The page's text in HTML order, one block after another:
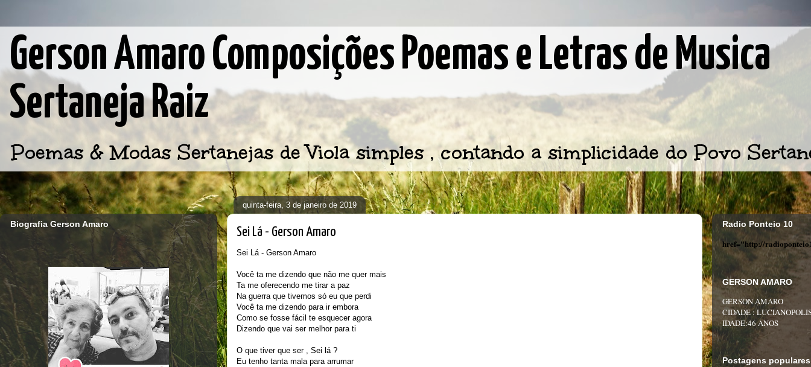
Gerson Amaro Composições Poemas e Letras de Musica
Sertaneja Raiz
Poemas & Modas Sertanejas de Viola simples , contando a simplicidade do Povo
quinta-feira, 3 de janeiro de 2019
Sei Lá - Gerson Amaro
Sei Lá - Gerson Amaro
Você ta me dizendo que não me quer mais
Ta me oferecendo me tirar a paz
Na guerra que tivemos só eu que perdi
Você ta me dizendo para ir embora
Como se fosse fácil te esquecer agora
Dizendo que vai ser melhor para ti
O que tiver que ser , Sei lá ?
Eu tenho tanta mala para arrumar
Biografia Gerson Amaro Radio Ponteio 10
href="http://
GERSON AMARO
GERSON AMARO
CIDADE :
IDADE:46 ANOS
Postagens populares